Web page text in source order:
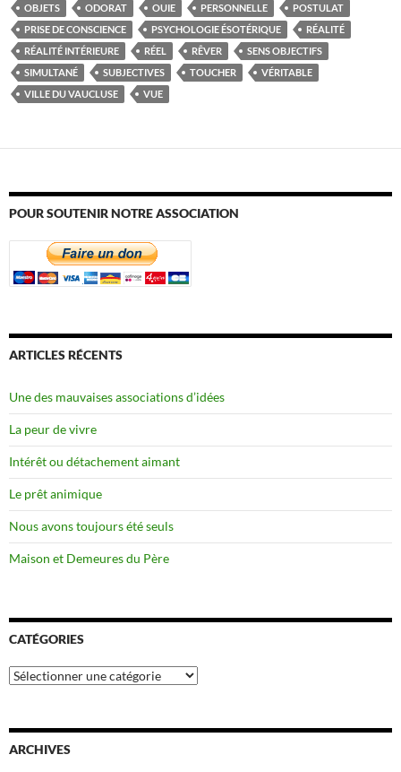
OBJETS
ODORAT OUIE PERSONNELLE
POSTULAT
PRISE DE CONSCIENCE
PSYCHOLOGIE ÉSOTÉRIQUE
RÉALITÉ
RÉALITÉ INTÉRIEURE
RÉEL RÊVER
SENS OBJECTIFS
SIMULTANÉ
SUBJECTIVES TOUCHER
VÉRITABLE
VILLE DU VAUCLUSE
VUE
POUR SOUTENIR NOTRE ASSOCIATION
ARTICLES RÉCENTS
Une des mauvaises associations d’idées
La peur de vivre
Intérêt ou détachement aimant
Le prêt animique
Nous avons toujours été seuls
Maison et Demeures du Père
CATÉGORIES
Catégories
ARCHIVES